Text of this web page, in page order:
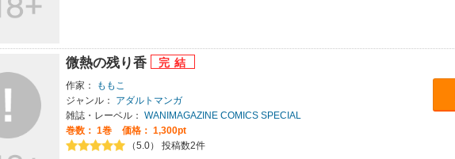
微熱の残り香
作家：
ももこ
ジャンル：
アダルトマンガ
雑誌・レーベル： WANIMAGAZINE COMICS SPECIAL
巻数： 1巻
価格： 1,300pt
（5.0） 投稿数2件